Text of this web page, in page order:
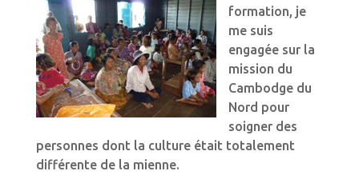
formation, je
me suis
engagée sur la
mission du
Cambodge du
Nord pour
soigner des
personnes dont la culture était totalement
différente de la mienne.